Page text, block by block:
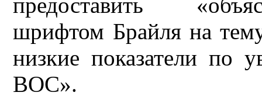
шрифтом Брайля на
низкие показатели по
ВОС».